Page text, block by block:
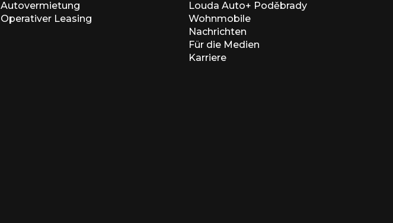
Autovermietung
Operativer Leasing
Louda Auto+ Poděbrady
Wohnmobile
Nachrichten
Für die Medien
Karriere